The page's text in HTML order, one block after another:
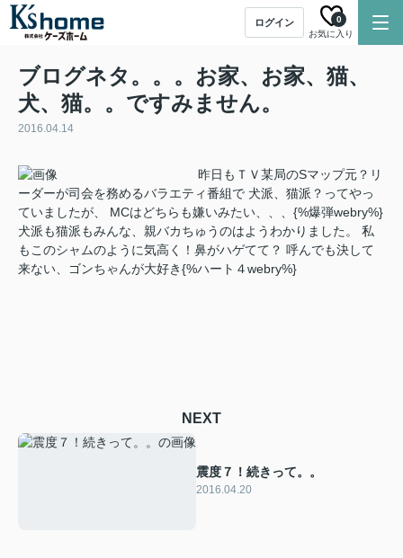
ログイン
お気に入り
0
ブログネタ。。。お家、お家、猫、
犬、猫。。ですみません。
2016.04.14
昨日もＴＶ某局のSマップ元？リ
ーダーが司会を務めるバラエティ番組で 犬派、猫派？ってやっ
ていましたが、 MCはどちらも嫌いみたい、、、{%爆弾webry%}
犬派も猫派もみんな、親バカちゅうのはようわかりました。 私
もこのシャムのように気高く！鼻がハゲてて？ 呼んでも決して
来ない、ゴンちゃんが大好き{%ハート４webry%}
NEXT
震度７！続きって。。
2016.04.20